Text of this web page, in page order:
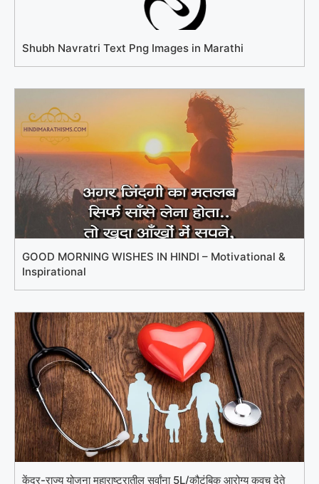
Shubh Navratri Text Png Images in Marathi
GOOD MORNING WISHES IN HINDI – Motivational &
Inspirational
केंद्र-राज्य योजना महाराष्ट्रातील सर्वांना 5L/कौटुंबिक आरोग्य कवच देते